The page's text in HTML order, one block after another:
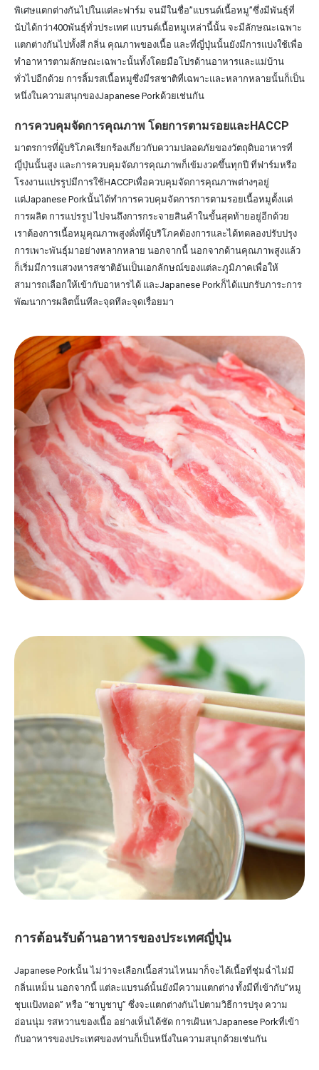
พิเศษแตกต่างกันไปในแต่ละฟาร์ม จนมีในชื่อ”แบรนด์เนื้อหมู”ซึ่งมีพันธุ์ที่
นับได้กว่า400พันธุ์ทั่วประเทศ แบรนด์เนื้อหมูเหล่านี้นั้น จะมีลักษณะเฉพาะ
แตกต่างกันไปทั้งสี กลิ่น คุณภาพของเนื้อ และที่ญี่ปุ่นนั้นยังมีการแบ่งใช้เพื่อ
ทำอาหารตามลักษณะเฉพาะนั้นทั้งโดยมือโปรด้านอาหารและแม่บ้าน
ทั่วไปอีกด้วย การลิ้มรสเนื้อหมูซึ่งมีรสชาติที่เฉพาะและหลากหลายนั้นก็เป็น
หนึ่งในความสนุกของJapanese Porkด้วยเช่นกัน
การควบคุมจัดการคุณภาพ โดยการตามรอยและHACCP
มาตรการที่่ผู้บริโภคเรียกร้องเกี่ยวกับความปลอดภัยของวัตถุดิบอาหารที่
ญี่ปุ่นนั้นสูง และการควบคุมจัดภารคุณภาพก็เข้มงวดขึ้นทุกปี ที่ฟาร์มหรือ
โรงงานแปรรูปมีการใช้HACCPเพื่อควบคุมจัดการคุณภาพต่างๆอยู่
แต่Japanese Porkนั้นได้ทำการควบคุมจัดการการตามรอยเนื้อหมูตั้งแต่
การผลิต การแปรรูป ไปจนถึงการกระจายสินค้าในขั้นสุดท้ายอยู่อีกด้วย
เราต้องการเนื้อหมูคุณภาพสูงดั่งที่ผู้บริโภคต้องการและได้ทดลองปรับปรุง
การเพาะพันธุ์มาอย่างหลากหลาย นอกจากนี้ นอกจากด้านคุณภาพสูงแล้ว
ก็เริ่มมีการแสวงหารสชาติอันเป็นเอกลักษณ์ของแต่ละภูมิภาคเพื่อให้
สามารถเลือกให้เข้ากับอาหารได้ และJapanese Porkก็ได้แบกรับภาระการ
พัฒนาการผลิตนั้นทีละจุดทีละจุดเรื่อยมา
การต้อนรับด้านอาหารของประเทศญี่ปุ่น
Japanese Porkนั้น ไม่ว่าจะเลือกเนื้อส่วนไหนมาก็จะได้เนื้อที่ชุ่มฉ่ำไม่มี
กลิ่นเหม็น นอกจากนี้ แต่ละแบรนด์นั้นยังมีความแตกต่าง ทั้งมีที่เข้ากับ”หมู
ชุบแป้งทอด” หรือ “ชาบูชาบู” ซึ่งจะแตกต่างกันไปตามวิธีการปรุง ความ
อ่อนนุ่ม รสหวานของเนื้อ อย่างเห็นได้ชัด การเฝ้นหาJapanese Porkที่เข้า
กับอาหารของประเทศของท่านก็เป็นหนึ่งในความสนุกด้วยเช่นกัน